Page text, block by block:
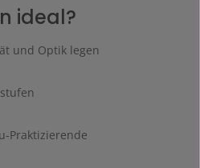
ideal?
und Optik legen
Praktizierende